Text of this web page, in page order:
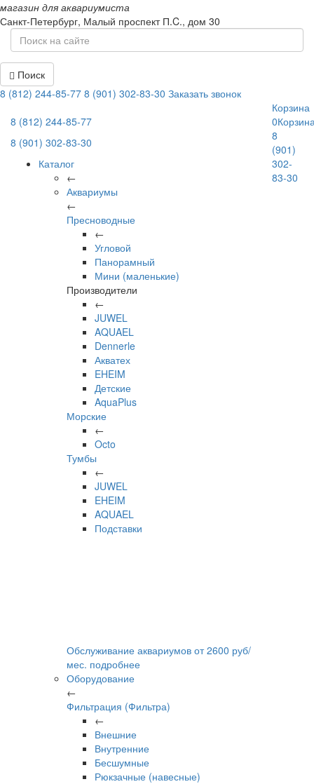
магазин для аквариумиста
Санкт-Петербург, Малый проспект П.C., дом 30
Поиск
8 (812) 244-85-77 8 (901) 302-83-30 Заказать звонок
8 (812) 244-85-77
8 (901) 302-83-30
Каталог
←
Аквариумы
←
Пресноводные
←
Угловой
Панорамный
Мини (маленькие)
Производители
←
JUWEL
AQUAEL
Dennerle
Акватех
EHEIM
Детские
AquaPlus
Морские
←
Octo
Тумбы
←
JUWEL
EHEIM
AQUAEL
Подставки
Обслуживание аквариумов от2600 руб/
мес. подробнее
Оборудование
←
Фильтрация (Фильтра)
←
Внешние
Внутренние
Бесшумные
Рюкзачные (навесные)
Корзина
0
8
(901)
302-
83-30